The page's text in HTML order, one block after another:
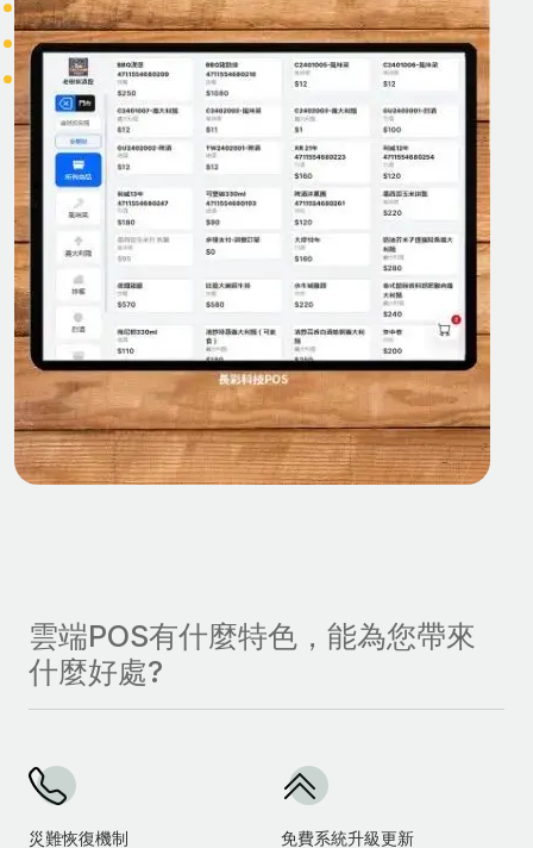
雲端POS有什麼特色，能為您帶來
什麼好處?
災難恢復機制
免費系統升級更新